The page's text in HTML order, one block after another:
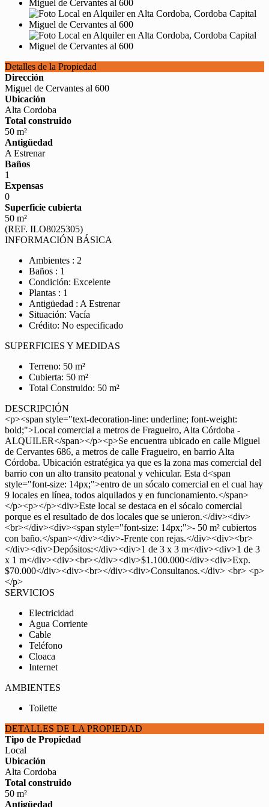
Detalles de la Propiedad
Dirección
Miguel de Cervantes al 600
Ubicación
Alta Cordoba
Total construido
50 m²
Antigüedad
A Estrenar
Baños
1
Expensas
0
Superficie cubierta
50 m²
(REF. ILO8025305)
INFORMACIÓN BÁSICA
Ambientes : 2
Baños : 1
Condición: Excelente
Plantas : 1
Antigüedad : A Estrenar
Situación: Vacía
Crédito: No especificado
SUPERFICIES Y MEDIDAS
Terreno: 50 m²
Cubierta: 50 m²
Total Construido: 50 m²
DESCRIPCIÓN
<p><span style="text-decoration-line: underline; font-weight:
bold;">Local comercial a metros de Fragueiro, Alta Córdoba -
ALQUILER</span></p><p>Se encuentra ubicado en calle Miguel
de Cervantes 686, a metros de calle Fragueiro, en barrio Alta
Córdoba. Ubicación estratégica ya que es la zona mas comercial del
barrio con un alto transito peatonal y vehicular. Esta d<span
style="font-size: 14px;">entro de un sócalo comercial en el cual hay
9 locales en línea, todos alquilados y en funcionamiento.</span>
</p><p></p><div>Este local se destaca en el sócalo comercial
porque es el resultado de dos locales que se unieron.</div><div>
<br></div><div><span style="font-size: 14px;">- 50 m² cubiertos
con baño.</span></div><div>-Frente con rejas.</div><div><br>
</div><div>Depósitos:</div><div>1 de 3 x 3 m</div><div>1 de 3
x 1 m</div><div><br></div><div>$1.100.000</div><div>Exp.
$70.000</div><div><br></div><div>Consultanos.</div> <br> <p>
</p>
SERVICIOS
Electricidad
Agua Corriente
Cable
Teléfono
Cloaca
Internet
AMBIENTES
Toilette
DETALLES DE LA PROPIEDAD
Tipo de Propiedad
Local
Ubicación
Alta Cordoba
Total construido
50 m²
Antigüedad